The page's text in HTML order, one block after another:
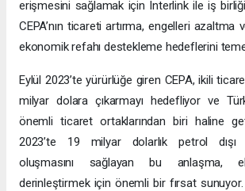
erişmesini sağlamak için Interlink ile iş birliği
CEPA’nın ticareti artırma, engelleri azaltma
ekonomik refahı destekleme hedeflerini
Eylül 2023’te yürürlüğe giren CEPA, ikili
milyar dolara çıkarmayı hedefliyor ve
önemli ticaret ortaklarından biri haline
2023’te 19 milyar dolarlık petrol dışı
oluşmasını sağlayan bu anlaşma,
derinleştirmek için önemli bir fırsat